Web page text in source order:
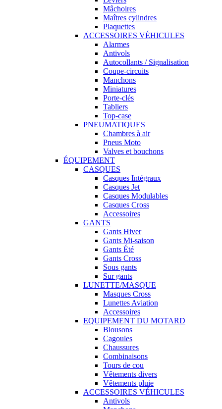
Mâchoires
Maîtres cylindres
Plaquettes
ACCESSOIRES VÉHICULES
Alarmes
Antivols
Autocollants / Signalisation
Coupe-circuits
Manchons
Miniatures
Porte-clés
Tabliers
Top-case
PNEUMATIQUES
Chambres à air
Pneus Moto
Valves et bouchons
ÉQUIPEMENT
CASQUES
Casques Intégraux
Casques Jet
Casques Modulables
Casques Cross
Accessoires
GANTS
Gants Hiver
Gants Mi-saison
Gants Été
Gants Cross
Sous gants
Sur gants
LUNETTE/MASQUE
Masques Cross
Lunettes Aviation
Accessoires
EQUIPEMENT DU MOTARD
Blousons
Cagoules
Chaussures
Combinaisons
Tours de cou
Vêtements divers
Vêtements pluie
ACCESSOIRES VÉHICULES
Antivols